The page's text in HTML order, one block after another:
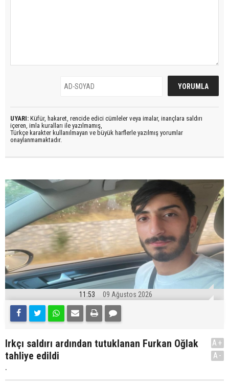
UYARI: Küfür, hakaret, rencide edici cümleler veya imalar, inançlara saldırı
içeren, imla kuralları ile yazılmamış,
Türkçe karakter kullanılmayan ve büyük harflerle yazılmış yorumlar
onaylanmamaktadır.
11:53 09 Ağustos 2026
Irkçı saldırı ardından tutuklanan Furkan Oğlak
tahliye edildi
.
A+
A-